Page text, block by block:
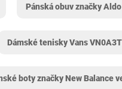
Pánská obuv značky
Dámské tenisky Vans
boty značky New Balance